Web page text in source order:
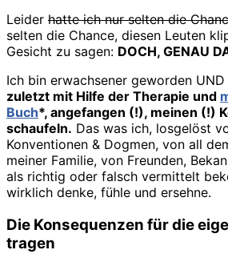
Leider hatte ich nur selten die
selten die Chance, diesen Leuten
Gesicht zu sagen: DOCH, GENAU
Ich bin erwachsener geworden UND
zuletzt mit Hilfe der Therapie und
Buch*, angefangen (!), meinen (!)
schaufeln. Das was ich, losgelöst
Konventionen & Dogmen, von all
meiner Familie, von Freunden,
als richtig oder falsch vermittelt
wirklich denke, fühle und ersehne.
Die Konsequenzen für die
tragen